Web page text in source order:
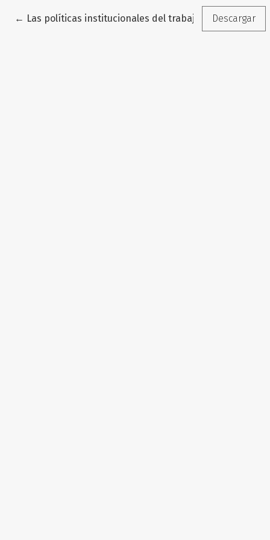
← Volver a los detalles del artículo
Las políticas institucionales del trabajo docente en la
Descargar